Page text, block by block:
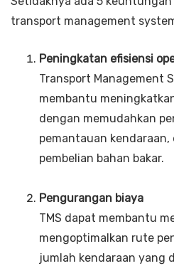
transport management
Peningkatan efisiensi
Transport Management
membantu
dengan memudahkan
pemantauan kendaraan,
pembelian bahan bakar.
Pengurangan biaya
TMS dapat membantu
mengoptimalkan rute
jumlah kendaraan yang